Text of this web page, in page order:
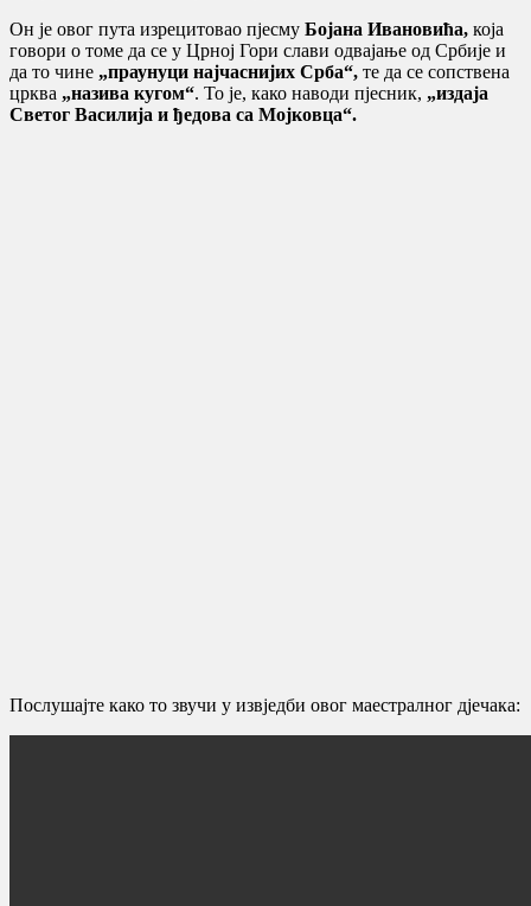
Он је овог пута изрецитовао пјесму Бојана Ивановића, која
говори о томе да се у Црној Гори слави одвајање од Србије и
да то чине „праунуци најчаснијих Срба“, те да се сопствена
црква „назива кугом“. То је, како наводи пјесник, „издаја
Светог Василија и ђедова са Мојковца“.
Послушајте како то звучи у извједби овог маестралног дјечака: